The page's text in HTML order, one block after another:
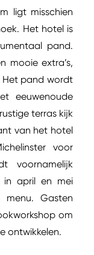
ligt misschien
Het hotel is
pand.
mooie extra’s,
Het pand wordt
eeuwenoude
terras kijk
van het hotel
voor
voornamelijk
in april en mei
Gasten
om
ontwikkelen.